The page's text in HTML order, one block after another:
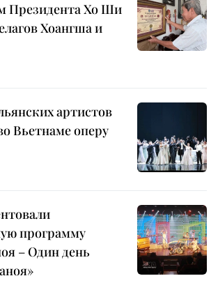
Президента Хо Ши
Хоангша и
артистов
Вьетнаме оперу
программу
– Один день